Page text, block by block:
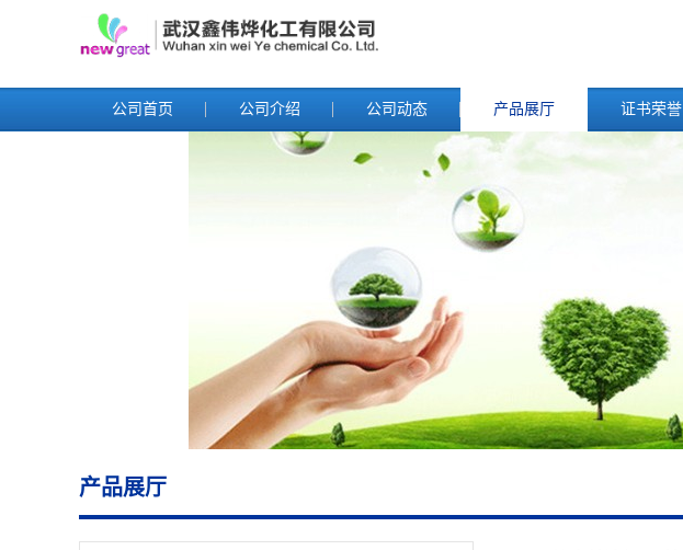
公司首页 公司介绍 公司动态 产品展厅 证书荣誉
产品展厅